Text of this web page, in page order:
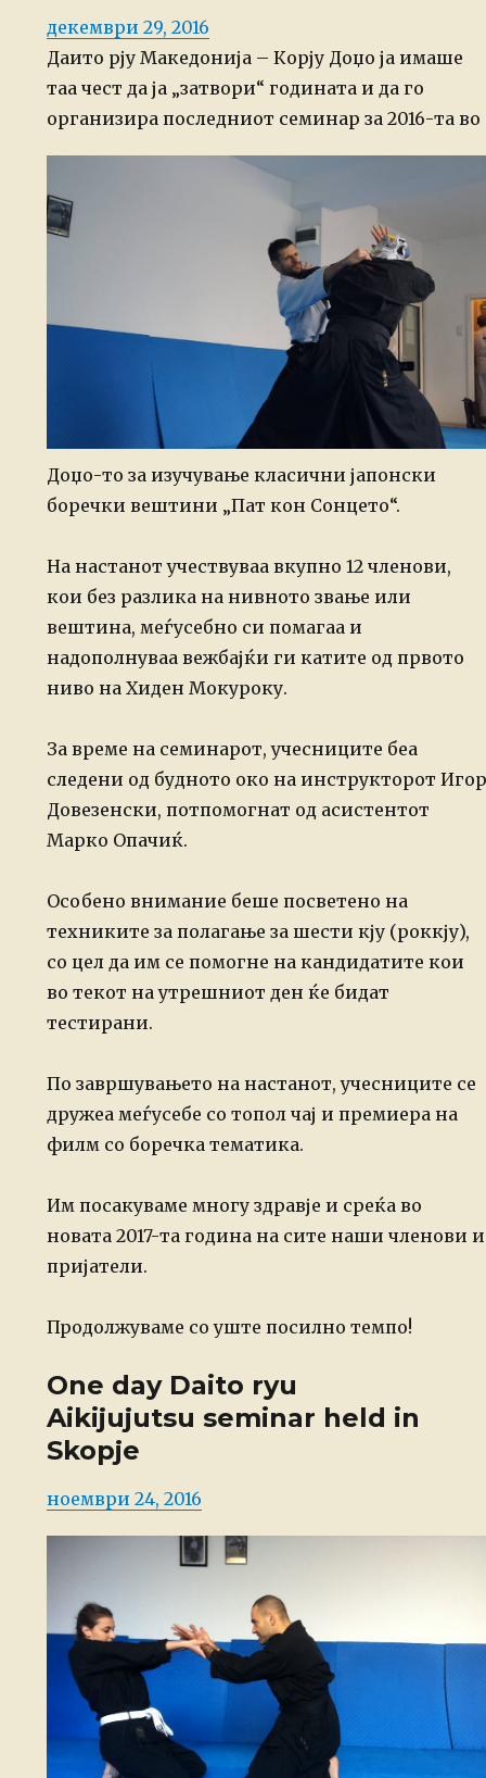
Posted
on
декември 29, 2016
Даито рју Македонија – Корју Доџо ја имаше
таа чест да ја „затвори“ годината и да го
организира последниот семинар за 2016-та во
Доџо-то за изучување класични јапонски
боречки вештини „Пат кон Сонцето“.
На настанот учествуваа вкупно 12 членови,
кои без разлика на нивното звање или
вештина, меѓусебно си помагаа и
надополнуваа вежбајќи ги катите од првото
ниво на Хиден Мокуроку.
За време на семинарот, учесниците беа
следени од будното око на инструкторот Игор
Довезенски, потпомогнат од асистентот
Марко Опачиќ.
Особено внимание беше посветено на
техниките за полагање за шести кју (роккју),
со цел да им се помогне на кандидатите кои
во текот на утрешниот ден ќе бидат
тестирани.
По завршувањето на настанот, учесниците се
дружеа меѓусебе со топол чај и премиера на
филм со боречка тематика.
Им посакуваме многу здравје и среќа во
новата 2017-та година на сите наши членови и
пријатели.
Продолжуваме со уште посилно темпо!
One day Daito ryu
Aikijujutsu seminar held in
Skopje
Posted
ноември 24, 2016